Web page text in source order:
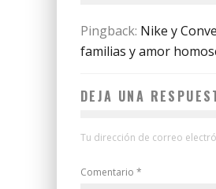
Pingback: Nike y
familias y amor
DEJA UNA
Tu dirección de correo
Comentario *